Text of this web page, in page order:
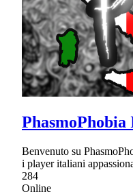
Benvenuto su
i player italiani
284
Online